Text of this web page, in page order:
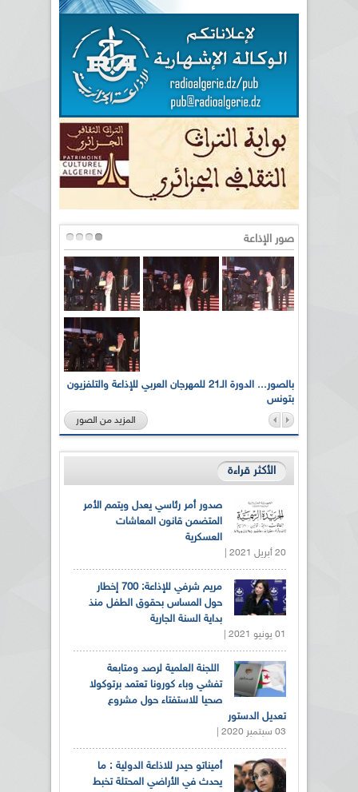
صور الإذاعة
بالصور... الدورة الـ21 للمهرجان العربي للإذاعة والتلفزيون
بتونس
المزيد من الصور
الأكثر قراءة
صدور أمر رئاسي يعدل ويتمم الأمر
المتضمن قانون المعاشات
العسكرية
20 أبريل 2021 |
مريم شرفي للإذاعة: 700 إخطار
حول المساس بحقوق الطفل منذ
بداية السنة الجارية
01 يونيو 2021 |
اللجنة العلمية لرصد ومتابعة
تفشي وباء كورونا تعتمد برتوكولا
صحيا للاستفتاء حول مشروع
تعديل الدستور
03 سبتمبر 2020 |
أميناتو حيدر للاذاعة الدولية : ما
يحدث في الأراضي المحتلة تخبط